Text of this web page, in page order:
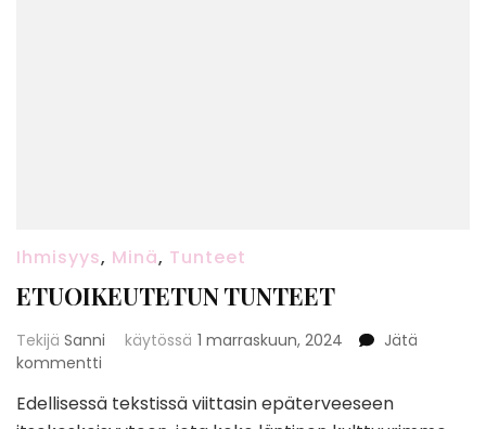
Ihmisyys, Minä, Tunteet
ETUOIKEUTETUN TUNTEET
Tekijä Sanni käytössä 1 marraskuun, 2024
Jätä
kommentti
TUNTEET
Edellisessä tekstissä viittasin epäterveeseen